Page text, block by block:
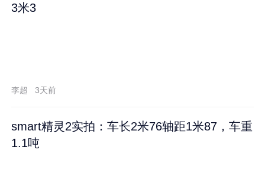
3米3
李超 3天前
smart精灵2实拍：车长2米76轴距1米87，车重
1.1吨